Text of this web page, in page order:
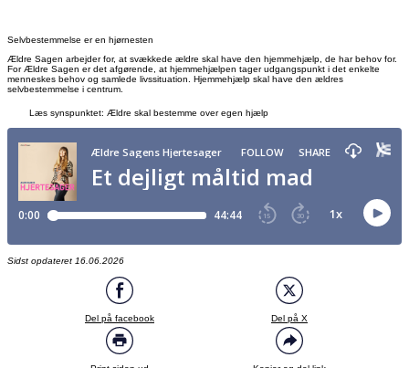
Selvbestemmelse er en hjørnesten
Ældre Sagen arbejder for, at svækkede ældre skal have den hjemmehjælp, de har behov for.
For Ældre Sagen er det afgørende, at hjemmehjælpen tager udgangspunkt i det enkelte
menneskes behov og samlede livssituation. Hjemmehjælp skal have den ældres
selvbestemmelse i centrum.
Læs synspunktet: Ældre skal bestemme over egen hjælp
Sidst opdateret 16.06.2026
Del på facebook Del på X